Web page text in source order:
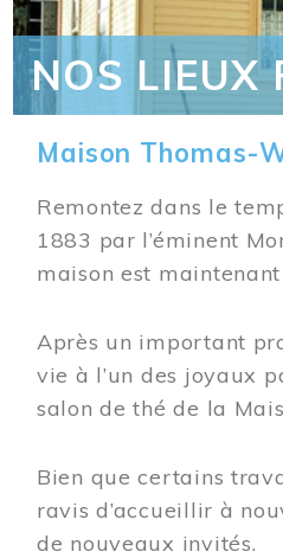
NOS LIEUX
Maison Thomas-
Remontez dans le
1883 par l’éminent
maison est
Après un important
vie à l’un des joyaux
salon de thé de la
Bien que certains
ravis d’accueillir à
de nouveaux invités.